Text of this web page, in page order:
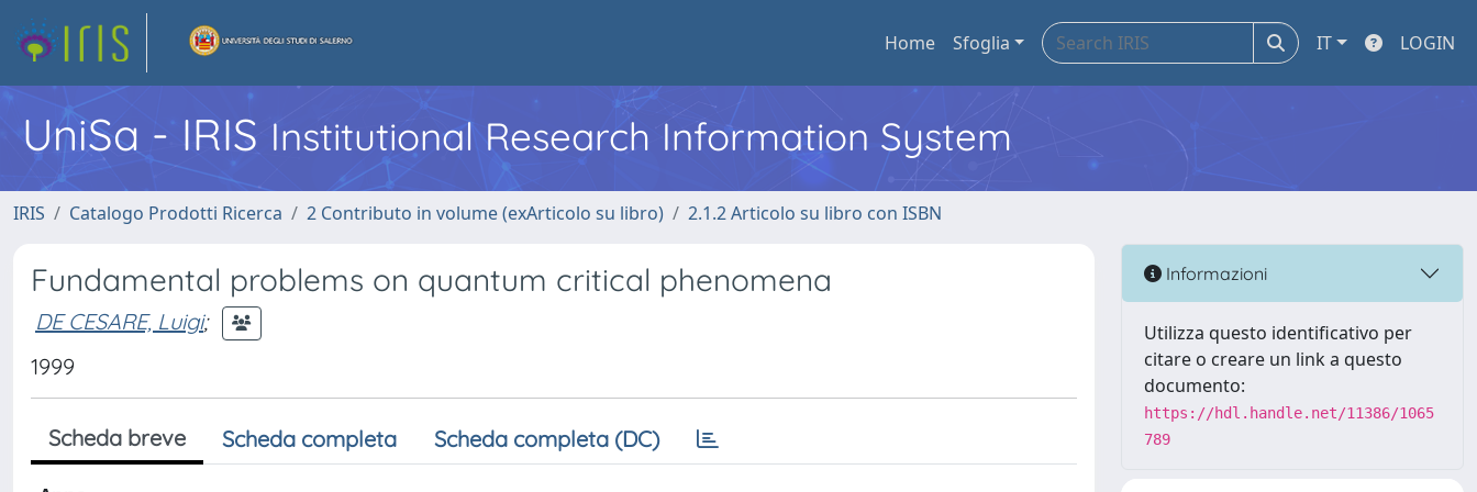
Home Sfoglia IT LOGIN
UniSa - IRIS Institutional Research Information System
IRIS Catalogo Prodotti Ricerca 2 Contributo in volume (exArticolo su libro) 2.1.2 Articolo su libro con ISBN
Fundamental problems on quantum critical phenomena
DE CESARE, Luigi;
1999
Scheda breve Scheda completa Scheda completa (DC)
Informazioni
Utilizza questo identificativo per
citare o creare un link a questo
documento:
https://hdl.handle.net/11386/1065
789